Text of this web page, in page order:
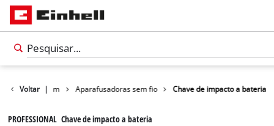
Voltar |
Bricolagem Aparafusadoras sem fio Chave de impacto a bateria
PROFESSIONAL Chave de impacto a bateria